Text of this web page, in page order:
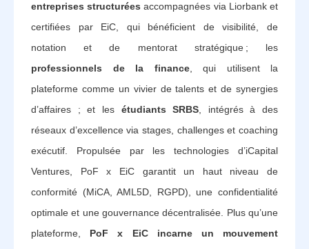
entreprises structurées accompagnées via Liorbank et
certifiées par EiC, qui bénéficient de visibilité, de
notation et de mentorat stratégique ; les
professionnels de la finance, qui utilisent la
plateforme comme un vivier de talents et de synergies
d’affaires ; et les étudiants SRBS , intégrés à des
réseaux d’excellence via stages, challenges et coaching
exécutif. Propulsée par les technologies d’iCapital
Ventures, PoF x EiC garantit un haut niveau de
conformité (MiCA, AML5D, RGPD), une confidentialité
optimale et une gouvernance décentralisée. Plus qu’une
plateforme, PoF x EiC incarne un mouvement